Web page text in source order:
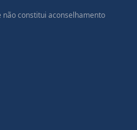
constitui aconselhamento